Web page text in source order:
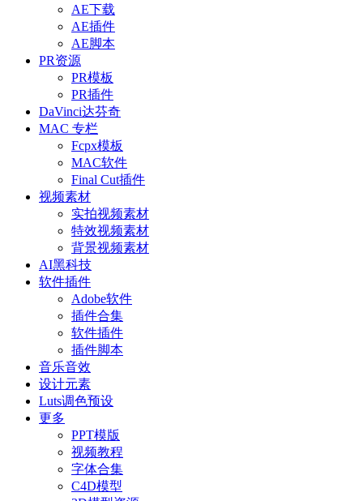
AE下载
AE插件
AE脚本
PR资源
PR模板
PR插件
DaVinci达芬奇
MAC 专栏
Fcpx模板
MAC软件
Final Cut插件
视频素材
实拍视频素材
特效视频素材
背景视频素材
AI黑科技
软件插件
Adobe软件
插件合集
软件插件
插件脚本
音乐音效
设计元素
Luts调色预设
更多
PPT模版
视频教程
字体合集
C4D模型